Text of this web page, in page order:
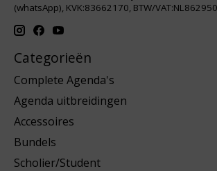
(whatsApp), KVK:83662170, BTW/
Categorieën
Complete Agenda's
Agenda uitbreidingen
Accessoires
Bundels
Scholier/Student